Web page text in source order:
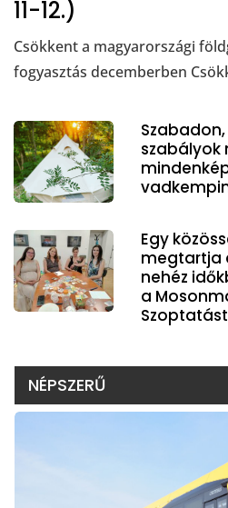
11-12.)
Csökkent a magyarországi
fogyasztás decemberben
szabályok
Egy
megtartja
nehéz
a
NÉPSZERŰ